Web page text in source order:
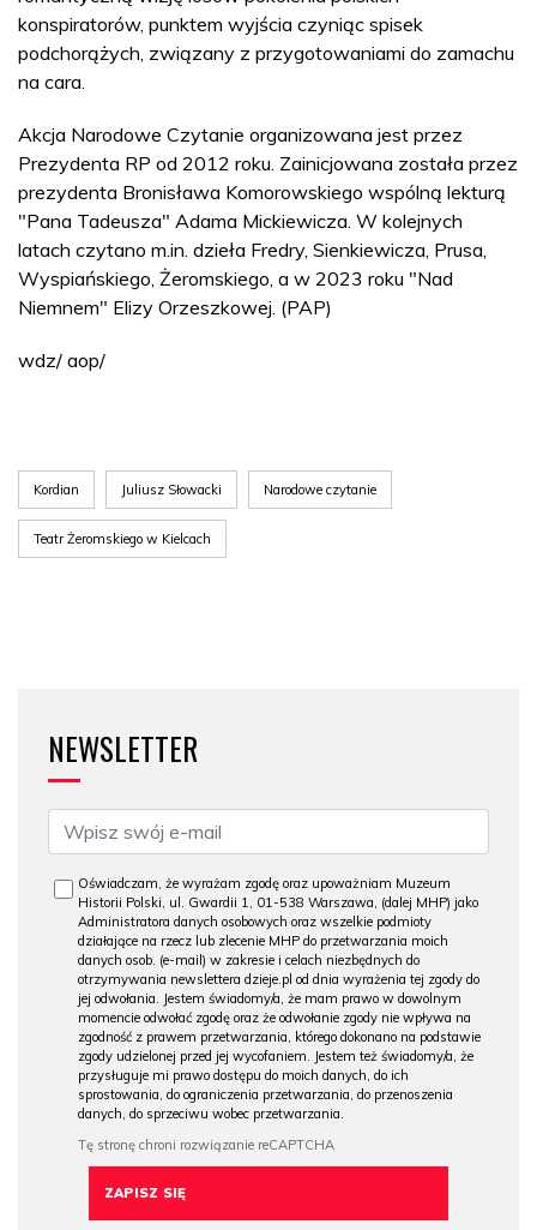
konspiratorów, punktem wyjścia czyniąc spisek
podchorążych, związany z przygotowaniami do zamachu
na cara.
Akcja Narodowe Czytanie organizowana jest przez
Prezydenta RP od 2012 roku. Zainicjowana została przez
prezydenta Bronisława Komorowskiego wspólną lekturą
"Pana Tadeusza" Adama Mickiewicza. W kolejnych
latach czytano m.in. dzieła Fredry, Sienkiewicza, Prusa,
Wyspiańskiego, Żeromskiego, a w 2023 roku "Nad
Niemnem" Elizy Orzeszkowej. (PAP)
wdz/ aop/
Kordian Juliusz Słowacki Narodowe czytanie
Teatr Żeromskiego w Kielcach
NEWSLETTER
Oświadczam, że wyrażam zgodę oraz upoważniam Muzeum
Historii Polski, ul. Gwardii 1, 01-538 Warszawa, (dalej MHP) jako
Administratora danych osobowych oraz wszelkie podmioty
działające na rzecz lub zlecenie MHP do przetwarzania moich
danych osob. (e-mail) w zakresie i celach niezbędnych do
otrzymywania newslettera dzieje.pl od dnia wyrażenia tej zgody do
jej odwołania. Jestem świadomy/a, że mam prawo w dowolnym
momencie odwołać zgodę oraz że odwołanie zgody nie wpływa na
zgodność z prawem przetwarzania, którego dokonano na podstawie
zgody udzielonej przed jej wycofaniem. Jestem też świadomy/a, że
przysługuje mi prawo dostępu do moich danych, do ich
sprostowania, do ograniczenia przetwarzania, do przenoszenia
danych, do sprzeciwu wobec przetwarzania.